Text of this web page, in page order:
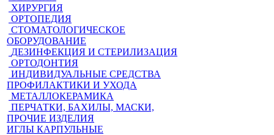
ХИРУРГИЯ
ОРТОПЕДИЯ
СТОМАТОЛОГИЧЕСКОЕ
ОБОРУДОВАНИЕ
ДЕЗИНФЕКЦИЯ И СТЕРИЛИЗАЦИЯ
ОРТОДОНТИЯ
ИНДИВИДУАЛЬНЫЕ СРЕДСТВА
ПРОФИЛАКТИКИ И УХОДА
МЕТАЛЛОКЕРАМИКА
ПЕРЧАТКИ, БАХИЛЫ, МАСКИ,
ПРОЧИЕ ИЗДЕЛИЯ
ИГЛЫ КАРПУЛЬНЫЕ